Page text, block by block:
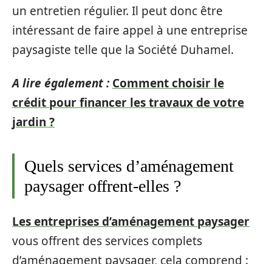
un entretien régulier. Il peut donc être
intéressant de faire appel à une entreprise
paysagiste telle que la Société Duhamel.
A lire également : Comment choisir le
crédit pour financer les travaux de votre
jardin ?
Quels services d’aménagement
paysager offrent-elles ?
Les entreprises d’aménagement paysager
vous offrent des services complets
d’aménagement paysager, cela comprend :